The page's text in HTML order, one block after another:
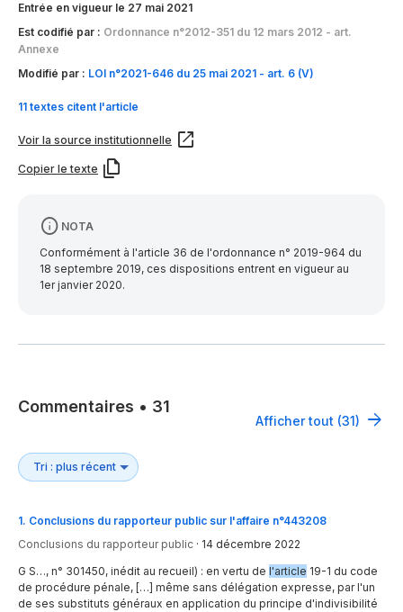
Entrée en vigueur le 27 mai 2021
Est codifié par : Ordonnance n°2012-351 du 12 mars 2012 - art.
Annexe
Modifié par : LOI n°2021-646 du 25 mai 2021 - art. 6 (V)
11 textes citent l'article
Voir la source institutionnelle
Copier le texte
NOTA
Conformément à l'article 36 de l'ordonnance n° 2019-964 du
18 septembre 2019, ces dispositions entrent en vigueur au
1er janvier 2020.
Commentaires • 31
Afficher tout (31)
1. Conclusions du rapporteur public sur l'affaire n°443208
Conclusions du rapporteur public · 14 décembre 2022
G S…, n° 301450, inédit au recueil) : en vertu de l'article 19-1 du code
de procédure pénale, […] même sans délégation expresse, par l'un
de ses substituts généraux en application du principe d'indivisibilité